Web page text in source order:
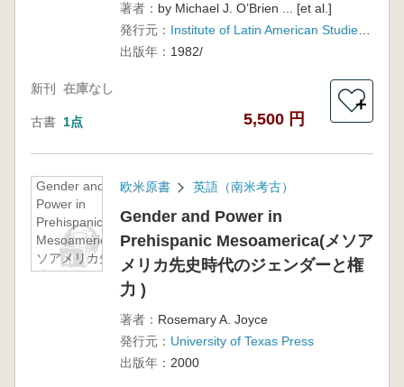
期形成期の
メキシコ、
州、ソクソ
コトラン・
ピエドモン
トの調査と
発掘調査)
著者： by Michael J. O’Brien ... [et al.]
発行元：
Institute of Latin American Studies, University of Texas at Austin , Distributed by University of Texas Press
出版年： 1982/
新刊 在庫なし
古書 1点 5,500 円
＋
Gender and
Power in
Prehispanic
Mesoamerica(メ
ソアメリカ先史
時代のジェンダ
欧米原書 英語（南米考古）
Gender and Power in
Prehispanic Mesoamerica(メソア
メリカ先史時代のジェンダーと権
力 )
著者： Rosemary A. Joyce
発行元： University of Texas Press
出版年： 2000